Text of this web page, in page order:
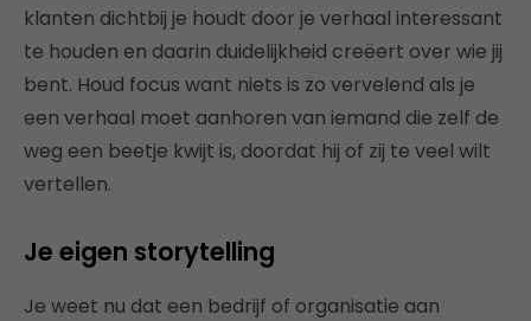
klanten dichtbij je houdt door je verhaal interessant
te houden en daarin duidelijkheid creëert over wie jij
bent. Houd focus want niets is zo vervelend als je
een verhaal moet aanhoren van iemand die zelf de
weg een beetje kwijt is, doordat hij of zij te veel wilt
vertellen.
Je eigen storytelling
Je weet nu dat een bedrijf of organisatie aan